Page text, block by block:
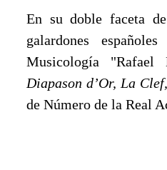
En su doble faceta
galardones
Musicología "Rafael
Diapason d’Or, La
de Número de la Real